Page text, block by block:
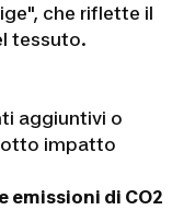
che riflette il
tessuto.
aggiuntivi o
impatto
emissioni di CO2